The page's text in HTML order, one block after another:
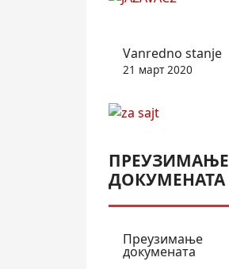
Vanredno stanje
21 март 2020
ПРЕУЗИМАЊЕ
ДОКУМЕНАТА
Преузимање
докумената